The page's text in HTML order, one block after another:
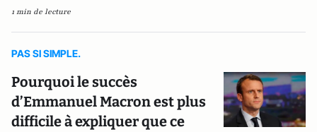
1 min de lecture
PAS SI SIMPLE.
Pourquoi le succès
d’Emmanuel Macron est plus
difficile à expliquer que ce